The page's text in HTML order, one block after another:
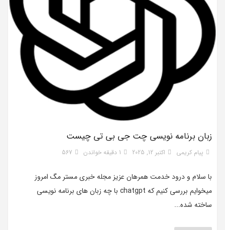
زبان برنامه نویسی چت جی بی تی چیست
پیام کریمی اکتبر 12, 2025 1 دقیقه خواندن 567
با سلام و درود خدمت همرهان عزیز مجله خبری مستر مگ امروز
میخوایم بررسی کنیم که chatgpt با چه زبان های برنامه نویسی
ساخته شده...